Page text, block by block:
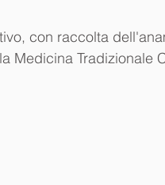
con raccolta
Medicina Tradizionale